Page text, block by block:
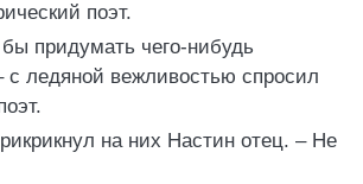
поэт.
придумать чего-нибудь
с ледяной вежливостью спросил
на них Настин отец. – Не